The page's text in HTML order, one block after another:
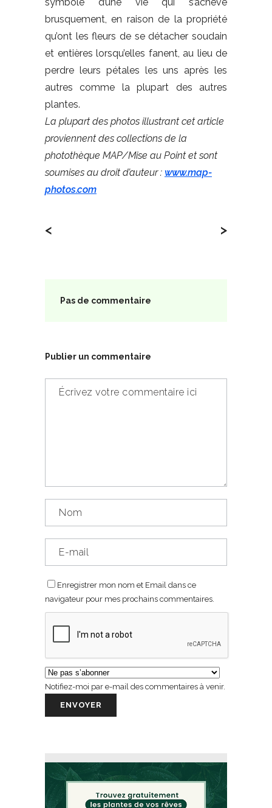
brusquement, en raison de la propriété
qu’ont les fleurs de se détacher soudain
et entières lorsqu’elles fanent, au lieu de
perdre leurs pétales les uns après les
autres comme la plupart des autres
plantes.
La plupart des photos illustrant cet article
proviennent des collections de la
photothèque MAP/Mise au Point et sont
soumises au droit d’auteur : www.map-
photos.com
< >
Pas de commentaire
Publier un commentaire
Enregistrer mon nom et Email dans ce
navigateur pour mes prochains commentaires.
Notifiez-moi par e-mail des commentaires à venir.